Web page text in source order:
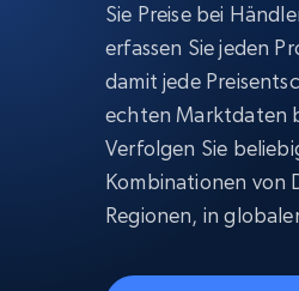
Sie Preise bei
erfassen Sie jeden
damit jede
echten Marktdaten
Verfolgen Sie
Kombinationen von
Regionen, in